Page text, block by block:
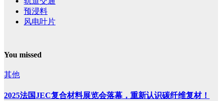
预浸料
风电叶片
You missed
其他
2025法国JEC复合材料展览会落幕，重新认识碳纤维复材！